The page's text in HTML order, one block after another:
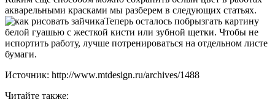
акварельными красками мы разберем в следующих статьях.
Теперь осталось побрызгать картину
белой гуашью с жесткой кисти или зубной щетки. Чтобы не
испортить работу, лучше потренироваться на отдельном листе
бумаги.
Источник: http://www.mtdesign.ru/archives/1488
Читайте также: